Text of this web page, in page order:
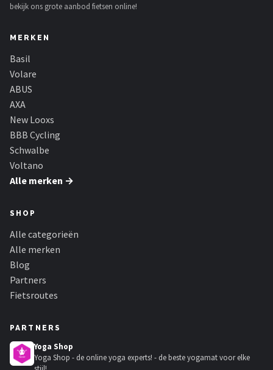
AXA
New Looxs
BBB Cycling
Schwalbe
Voltano
Shimano
bekijk ons grote aanbod fietsen online!
MERKEN
Basil
Volare
ABUS
AXA
New Looxs
BBB Cycling
Schwalbe
Voltano
Alle merken →
SHOP
Alle categorieën
Alle merken
Blog
Partners
Fietsroutes
PARTNERS
Yoga Shop
Yoga Shop - de online yoga experts! - de beste yogamat voor elke